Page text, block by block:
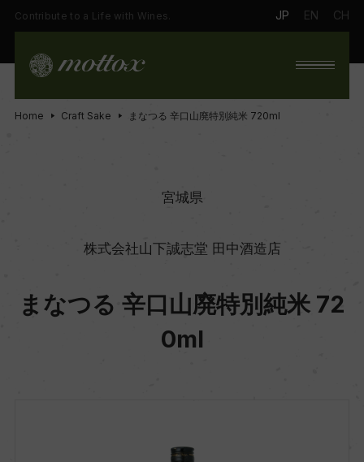
Contribute to a Life with Wines. JP EN CH
Home Craft Sake まなつる 辛口山廃特別純米 720ml
宮城県
株式会社山下誠志堂 田中酒造店
まなつる 辛口山廃特別純米 72
0ml